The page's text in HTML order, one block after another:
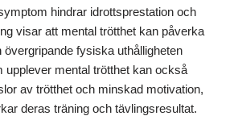
hindrar idrottsprestation och
visar att mental trötthet kan påverka
övergripande fysiska uthålligheten
upplever mental trötthet kan också
av trötthet och minskad motivation,
deras träning och tävlingsresultat.